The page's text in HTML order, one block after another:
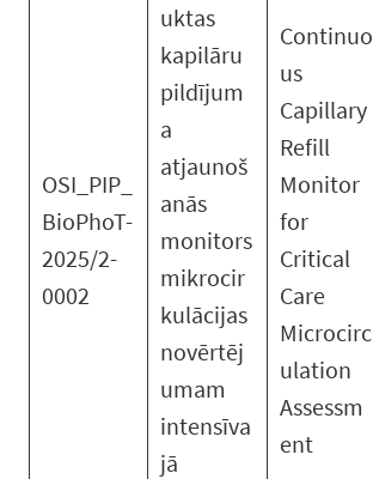
OSI_PIP_
BioPhoT-
2025/2-
0002
uktas
kapilāru
pildījum
a
atjaunoš
anās
monitors
mikrocir
kulācijas
novērtēj
umam
intensīva
jā
Continuo
us
Capillary
Refill
Monitor
for
Critical
Care
Microcirc
ulation
Assessm
ent